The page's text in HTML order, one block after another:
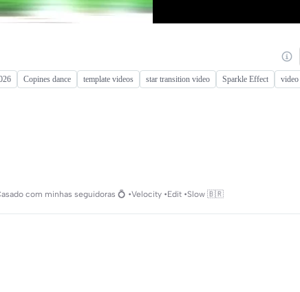
Copines dance template videos star transition video Sparkle Effect
com minhas seguidoras 💍 •Velocity •Edit •Slow 🇧🇷